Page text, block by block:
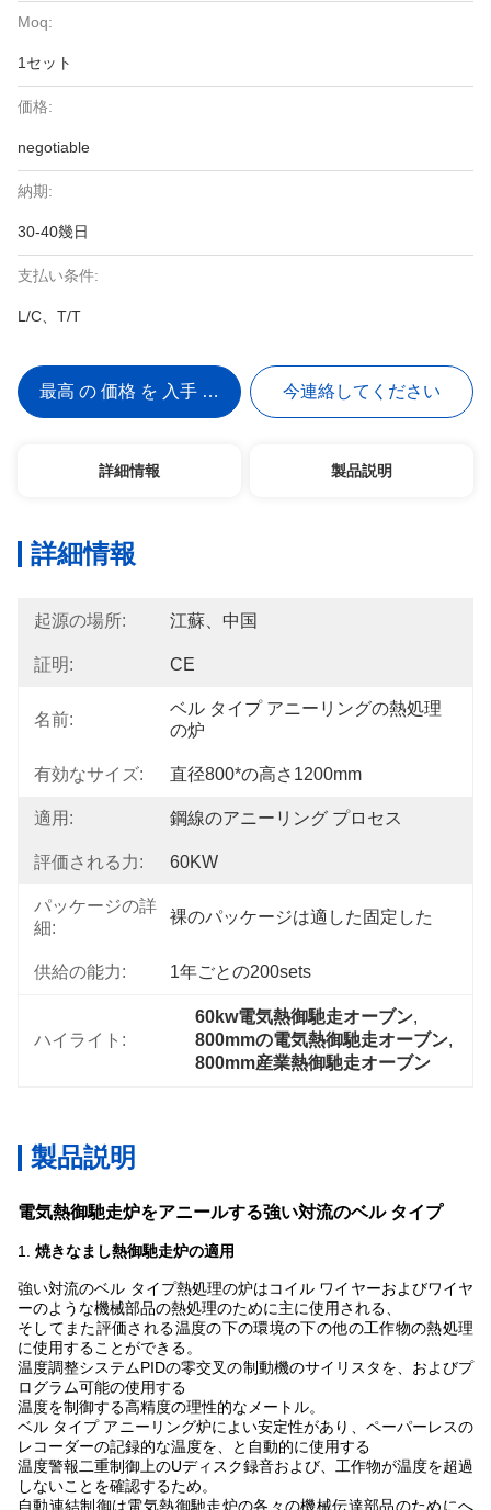
Moq:
1セット
価格:
negotiable
納期:
30-40幾日
支払い条件:
L/C、T/T
最高 の 価格 を 入手 する 今連絡してください
詳細情報 製品説明
詳細情報
起源の場所: 江蘇、中国
証明: CE
名前:
ベル タイプ アニーリングの熱処理
の炉
有効なサイズ: 直径800*の高さ1200mm
適用: 鋼線のアニーリング プロセス
評価される力: 60KW
パッケージの詳
細:
裸のパッケージは適した固定した
供給の能力: 1年ごとの200sets
ハイライト:
60kw電気熱御馳走オーブン,
800mmの電気熱御馳走オーブン
800mm産業熱御馳走オーブン
製品説明
電気熱御馳走炉をアニールする強い対流のベル タイプ
1. 焼きなまし熱御馳走炉の適用
強い対流のベル タイプ熱処理の炉はコイル ワイヤーおよびワイヤ
ーのような機械部品の熱処理のために主に使用される、
そしてまた評価される温度の下の環境の下の他の工作物の熱処理
に使用することができる。
温度調整システムPIDの零交叉の制動機のサイリスタを、およびプ
ログラム可能の使用する
温度を制御する高精度の理性的なメートル。
ベル タイプ アニーリング炉によい安定性があり、ペーパーレスの
レコーダーの記録的な温度を、と自動的に使用する
温度警報二重制御上のUディスク録音および、工作物が温度を超過
しないことを確認するため。
自動連結制御は電気熱御馳走炉の各々の機械伝達部品のためにへ